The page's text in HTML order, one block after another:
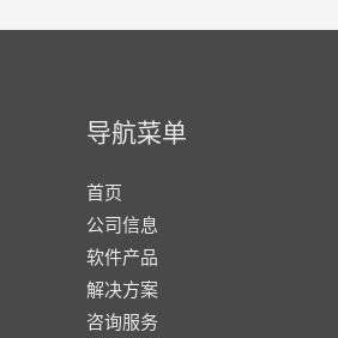
导航菜单
首页
公司信息
软件产品
解决方案
咨询服务